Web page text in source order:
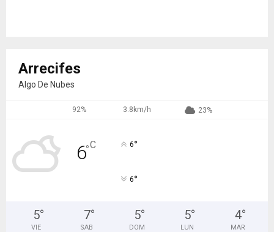
Arrecifes
Algo De Nubes
92% 3.8km/h 23%
6°C 6°
6°
5°
VIE
7°
SAB
5°
DOM
5°
LUN
4°
MAR